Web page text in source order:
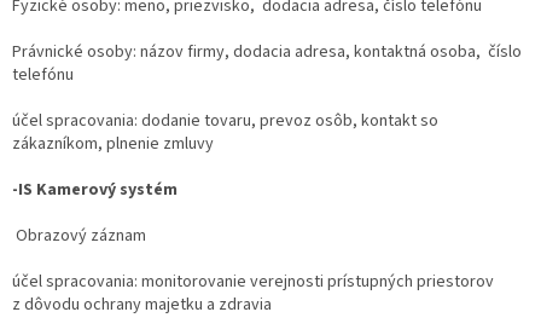
Fyzické osoby: meno, priezvisko, dodacia adresa, číslo telefónu
Právnické osoby: názov firmy, dodacia adresa, kontaktná osoba, číslo
telefónu
účel spracovania: dodanie tovaru, prevoz osôb, kontakt so
zákazníkom, plnenie zmluvy
-IS Kamerový systém
Obrazový záznam
účel spracovania: monitorovanie verejnosti prístupných priestorov
z dôvodu ochrany majetku a zdravia